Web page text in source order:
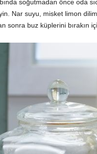
soğutmadan önce oda
Nar suyu, misket limon
sonra buz küplerini bırakın